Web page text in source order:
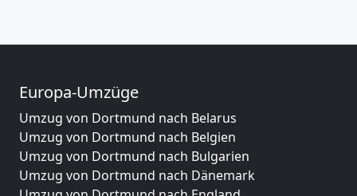
Europa-Umzüge
Umzug von Dortmund nach Belarus
Umzug von Dortmund nach Belgien
Umzug von Dortmund nach Bulgarien
Umzug von Dortmund nach Dänemark